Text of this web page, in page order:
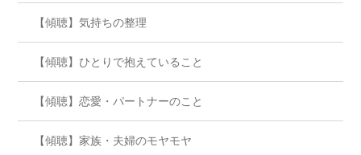
【傾聴】気持ちの整理
【傾聴】ひとりで抱えていること
【傾聴】恋愛・パートナーのこと
【傾聴】家族・夫婦のモヤモヤ